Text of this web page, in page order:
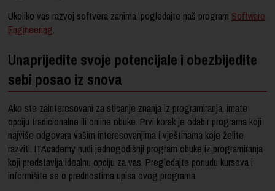
Ukoliko vas razvoj softvera zanima, pogledajte naš program Software
Engineering.
Unaprijedite svoje potencijale i obezbijedite
sebi posao iz snova
Ako ste zainteresovani za sticanje znanja iz programiranja, imate
opciju tradicionalne ili online obuke. Prvi korak je odabir programa koji
najviše odgovara vašim interesovanjima i vještinama koje želite
razviti. ITAcademy nudi jednogodišnji program obuke iz programiranja
koji predstavlja idealnu opciju za vas. Pregledajte ponudu kurseva i
informišite se o prednostima upisa ovog programa.